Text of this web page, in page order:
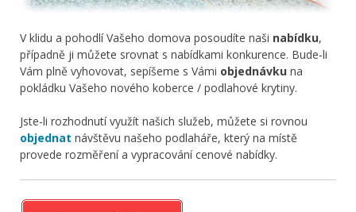
V klidu a pohodlí Vašeho domova posoudíte naši nabídku,
případně ji můžete srovnat s nabídkami konkurence. Bude-li
Vám plně vyhovovat, sepíšeme s Vámi objednávku na
pokládku Vašeho nového koberce / podlahové krytiny.
Jste-li rozhodnutí využít našich služeb, můžete si rovnou
objednat návštěvu našeho podlaháře, který na místě
provede rozměření a vypracování cenové nabídky.